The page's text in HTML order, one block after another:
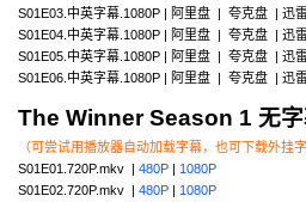
S01E03.中英字幕.1080P | 阿里盘 | 夸克盘 | 迅
S01E04.中英字幕.1080P | 阿里盘 | 夸克盘 | 迅
S01E05.中英字幕.1080P | 阿里盘 | 夸克盘 | 迅
S01E06.中英字幕.1080P | 阿里盘 | 夸克盘 | 迅
The Winner Season 1 无字
（可尝试用播放器自动加载字幕，也可下载外挂
S01E01.720P.mkv | 480P | 1080P
S01E02.720P.mkv | 480P | 1080P